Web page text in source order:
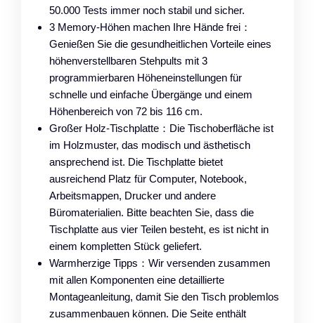
50.000 Tests immer noch stabil und sicher.
3 Memory-Höhen machen Ihre Hände frei：
Genießen Sie die gesundheitlichen Vorteile eines
höhenverstellbaren Stehpults mit 3
programmierbaren Höheneinstellungen für
schnelle und einfache Übergänge und einem
Höhenbereich von 72 bis 116 cm.
Großer Holz-Tischplatte：Die Tischoberfläche ist
im Holzmuster, das modisch und ästhetisch
ansprechend ist. Die Tischplatte bietet
ausreichend Platz für Computer, Notebook,
Arbeitsmappen, Drucker und andere
Büromaterialien. Bitte beachten Sie, dass die
Tischplatte aus vier Teilen besteht, es ist nicht in
einem kompletten Stück geliefert.
Warmherzige Tipps：Wir versenden zusammen
mit allen Komponenten eine detaillierte
Montageanleitung, damit Sie den Tisch problemlos
zusammenbauen können. Die Seite enthält